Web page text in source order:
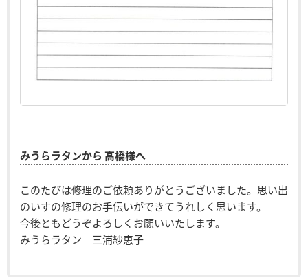
みうらラタンから 髙橋様へ
このたびは修理のご依頼ありがとうございました。思い出
のいすの修理のお手伝いができてうれしく思います。
今後ともどうぞよろしくお願いいたします。
みうらラタン 三浦紗恵子